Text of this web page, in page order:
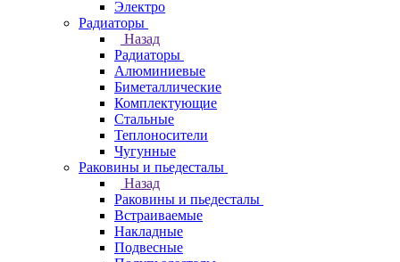
Электро
Радиаторы
Назад
Радиаторы
Алюминиевые
Биметаллические
Комплектующие
Стальные
Теплоносители
Чугунные
Раковины и пьедесталы
Назад
Раковины и пьедесталы
Встраиваемые
Накладные
Подвесные